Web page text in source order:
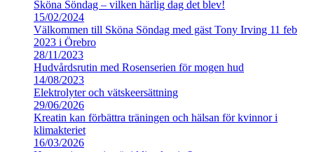
Sköna Söndag – vilken härlig dag det blev!
15/02/2024
Välkommen till Sköna Söndag med gäst Tony Irving 11 feb
2023 i Örebro
28/11/2023
Hudvårdsrutin med Rosenserien för mogen hud
14/08/2023
Elektrolyter och vätskeersättning
29/06/2026
Kreatin kan förbättra träningen och hälsan för kvinnor i
klimakteriet
16/03/2026